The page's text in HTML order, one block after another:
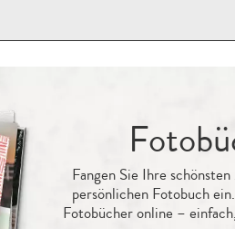
Fangen Sie Ihre
persönlichen Fotobuch
Fotobücher online –